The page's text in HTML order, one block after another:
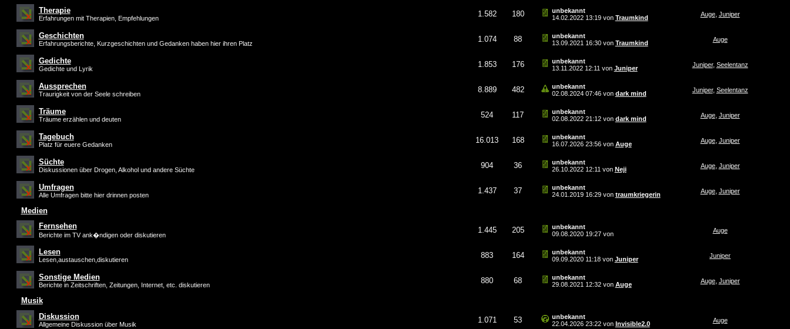
Therapie
Erfahrungen mit Therapien, Empfehlungen 1.582 180
unbekannt
14.02.2022 13:19von Traumkind Auge, Juniper
Geschichten
Erfahrungsberichte, Kurzgeschichten und Gedanken haben hier ihren Platz 1.074 88
unbekannt
13.09.2021 16:30von Traumkind Auge
Gedichte
Gedichte und Lyrik 1.853 176
unbekannt
13.11.2022 12:11 von Juniper Juniper, Seelentanz
Aussprechen
Traurigkeit von der Seele schreiben 8.889 482
unbekannt
02.08.2024 07:46von dark mind Juniper, Seelentanz
Träume
Träume erzählen und deuten 524 117
unbekannt
02.08.2022 21:12von dark mind Auge, Juniper
Tagebuch
Platz für euere Gedanken 16.013 168
unbekannt
16.07.2026 23:56von Auge Auge, Juniper
Süchte
Diskussionen über Drogen, Alkohol und andere Süchte 904 36
unbekannt
26.10.2022 12:11 von Neji Auge, Juniper
Umfragen
Alle Umfragen bitte hier drinnen posten 1.437 37
unbekannt
24.01.2019 16:29von traumkriegerin Auge, Juniper
Medien
Fernsehen
Berichte im TV ank�ndigen oder diskutieren
1.445 205
unbekannt
09.08.2020 19:27von Auge
Lesen
Lesen,austauschen,diskutieren 883 164
unbekannt
09.09.2020 11:18von Juniper Juniper
Sonstige Medien
Berichte in Zeitschriften, Zeitungen, Internet, etc. diskutieren 880 68
unbekannt
29.08.2021 12:32von Auge Auge, Juniper
Musik
Diskussion
Allgemeine Diskussion über Musik 1.071 53
unbekannt
22.04.2026 23:22von Invisible2.0 Auge